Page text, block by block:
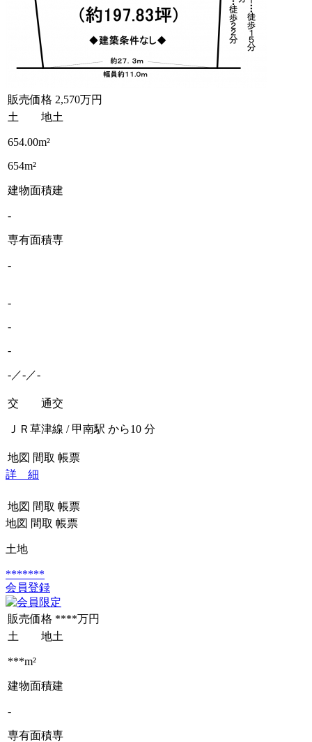
販売価格 2,570万円
土 地土
654.00m²
654m²
建物面積建
-
専有面積専
-
-
-
-
-／-／-
交 通交
ＪＲ草津線 / 甲南駅 から10 分
地図 間取 帳票
詳 細
地図 間取 帳票
地図 間取 帳票
土地
*******
会員登録
販売価格 ****万円
土 地土
***m²
建物面積建
-
専有面積専